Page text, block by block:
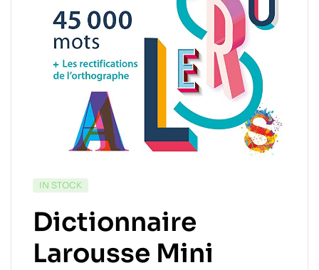
IN STOCK
Dictionnaire
Larousse Mini